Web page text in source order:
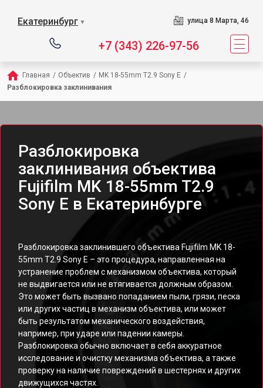
Екатеринбург ▼ улица 8 Марта, 46
+7 (343) 226-97-56
Главная / Объектив / MK 18-55mm T2.9 Sony E /
Разблокировка заклинивания
Разблокировка
заклинивания объектива
Fujifilm MK 18-55mm T2.9
Sony E в Екатеринбурге
Разблокировка заклинившего объектива Fujifilm MK 18-
55mm T2.9 Sony E – это процедура, направленная на
устранение проблем с механизмом объектива, который
не выдвигается или не втягивается должным образом.
Это может быть вызвано попаданием пыли, грязи, песка
или других частиц в механизм объектива, или может
быть результатом механического воздействия,
например, при ударе или падении камеры.
Разблокировка обычно включает в себя аккуратное
исследование и очистку механизма объектива, а также
проверку на наличие повреждений в шестернях и других
движущихся частях.